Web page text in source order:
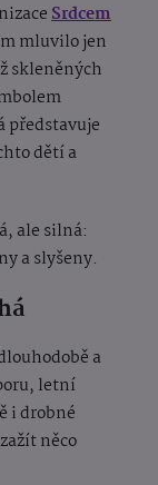
Srdcem
mluvilo jen
skleněných
představuje
dětí a
ale silná:
a slyšeny.
a
letní
i drobné
něco